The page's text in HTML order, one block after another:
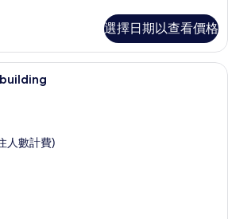
選擇日期以查看價格
Single Room – Annex building | 書
人數計費)